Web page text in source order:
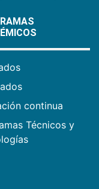
continua
Técnicos y